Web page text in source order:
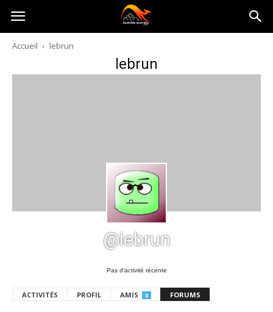
Australia-
australie.com
Accueil lebrun
lebrun
@lebrun
Pas d’activité récente
ACTIVITÉS PROFIL AMIS 0 FORUMS